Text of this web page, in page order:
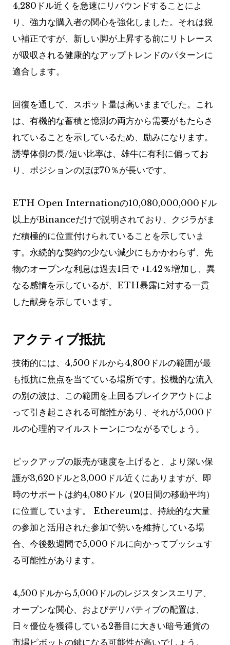
4,280ドル近くを急速にリバウンドすることによ
り、強力な購入者の関心を強化しました。それは鋭
い補正ですが、新しい脚が上昇する前にリトレース
が吸収される健康的なアップトレンドのパターンに
適合します。
回復を通して、スポット量は高いままでした。これ
は、有機的な蓄積と憶測の両方から需要がもたらさ
れていることを示しているため、励みになります。
誘導体側の長/短い比率は、雄牛​​に有利に偏ってお
り、ポジションのほぼ70％が長いです。
ETH Open Internationの10,080,000,000ドル
以上がBinanceだけで説明されており、クジラがま
だ積極的に位置付けられていることを示していま
す。永続的な契約の少ない減少にもかかわらず、先
物のオープンな利息は過去1日で +1.42％増加し、異
なる感情を示しているが、ETH暴露に対する一貫
した献身を示しています。
アクティブ抵抗
技術的には、4,500ドルから4,800ドルの範囲が最
も抵抗に焦点を当てている場所です。投機的な流入
の別の波は、この範囲を上回るブレイクアウトによ
って引き起こされる可能性があり、それが5,000ド
ルの心理的マイルストーンにつながるでしょう。
ピックアップの販売が速度を上げると、より深い保
護が3,620ドルと3,000ドル近くにありますが、即
時のサポートは約4,080ドル（20日間の移動平均）
に位置しています。 Ethereumは、持続的な大量
の参加と活用された参加で勢いを維持している場
合、今後数週間で5,000ドルに向かってプッシュす
る可能性があります。
4,500ドルから5,000ドルのレジスタンスエリア、
オープンな関心、およびデリバティブの配置は、
日々優位を獲得している2番目に大きい暗号通貨の
市場ピボットの鍵になる可能性が高いでしょう。